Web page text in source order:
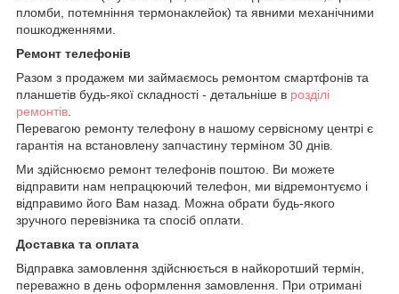
пломби, потемніння термонаклейок) та явними механічними
пошкодженнями.
Ремонт телефонів
Разом з продажем ми займаємось ремонтом смартфонів та
планшетів будь-якої складності - детальніше в розділі
ремонтів
Перевагою ремонту телефону в нашому сервісному центрі є
гарантія на встановлену запчастину терміном 30 днів.
Ми здійснюємо ремонт телефонів поштою. Ви можете
відправити нам непрацюючий телефон, ми відремонтуємо і
відправимо його Вам назад. Можна обрати будь-якого
зручного перевізника та спосіб оплати.
Доставка та оплата
Відправка замовлення здійснюється в найкоротший термін,
переважно в день оформлення замовлення. При отримані